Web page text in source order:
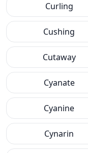
Curling
Cushing
Cutaway
Cyanate
Cyanine
Cynarin